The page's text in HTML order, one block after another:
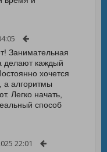
Занимательная
делают каждый
хочется
а алгоритмы
Легко начать,
способ
22:01